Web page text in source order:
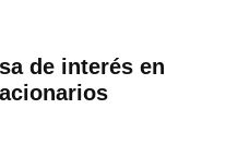
de interés en